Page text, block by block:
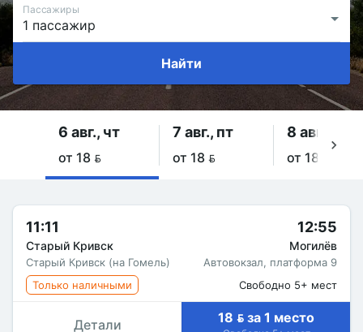
Пассажиры
Найти
6 авг., чт
от 18 
7 авг., пт
от 18 
8 авг., сб
от 18 
11:11
Старый Кривск
Старый Кривск (на Гомель)
12:55
Могилёв
Автовокзал, платформа 9
Только наличными
Свободно 5+ мест
Детали 18  за 1 место